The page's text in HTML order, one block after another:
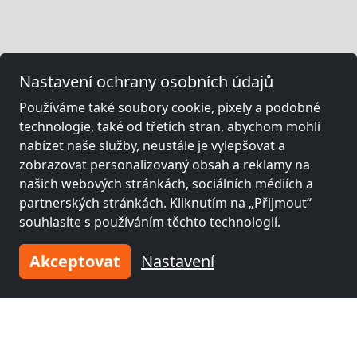
Nastavení ochrany osobních údajů
Používáme také soubory cookie, pixely a podobné
technologie, také od třetích stran, abychom mohli
nabízet naše služby, neustále je vylepšovat a
zobrazovat personalizovaný obsah a reklamy na
našich webových stránkách, sociálních médiích a
partnerských stránkách. Kliknutím na „Přijmout“
souhlasíte s používáním těchto technologií.
Akceptovat Nastavení